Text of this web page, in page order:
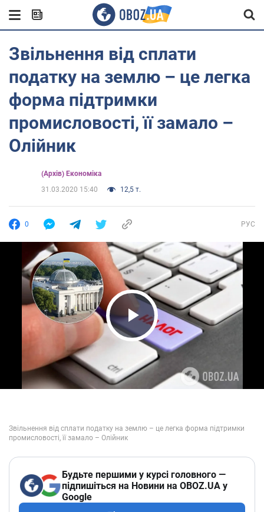
Звільнення від сплати
податку на землю – це легка
форма підтримки
промисловості, її замало –
Олійник
(Архів) Економіка
31.03.2020 15:40
12,5 т.
0 РУС
Play Video
Будьте першими у курсі головного —
підпишіться на Новини на OBOZ.UA у
Google